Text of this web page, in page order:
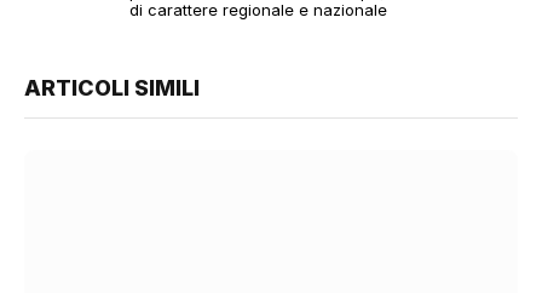
di carattere regionale e nazionale
ARTICOLI SIMILI